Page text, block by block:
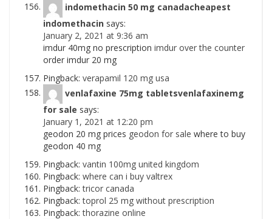
indomethacin 50 mg canadacheapest
indomethacin says:
January 2, 2021 at 9:36 am
imdur 40mg no prescription imdur over the counter
order imdur 20 mg
Pingback: verapamil 120 mg usa
venlafaxine 75mg tabletsvenlafaxinemg
for sale says:
January 1, 2021 at 12:20 pm
geodon 20 mg prices geodon for sale where to buy
geodon 40 mg
Pingback: vantin 100mg united kingdom
Pingback: where can i buy valtrex
Pingback:tricor canada
Pingback:toprol 25 mg without prescription
Pingback:thorazine online